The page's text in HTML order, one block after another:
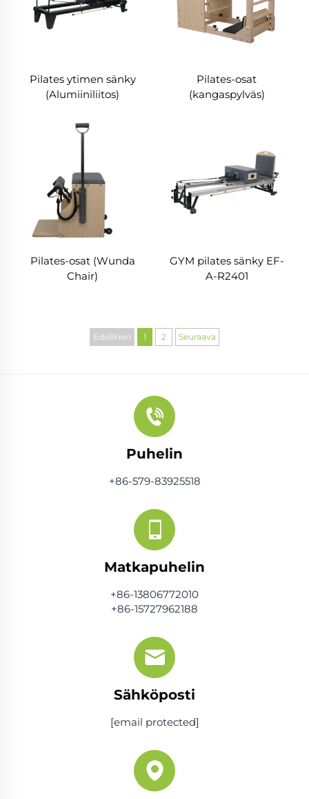
Pilates ytimen sänky
(Alumiiniliitos)
Pilates-osat
(kangaspylväs)
Pilates-osat (Wunda
Chair)
GYM pilates sänky EF-
A-R2401
Edellinen 1 2 Seuraava
Puhelin
+86-579-83925518
Matkapuhelin
+86-13806772010
+86-15727962188
Sähköposti
[email protected]